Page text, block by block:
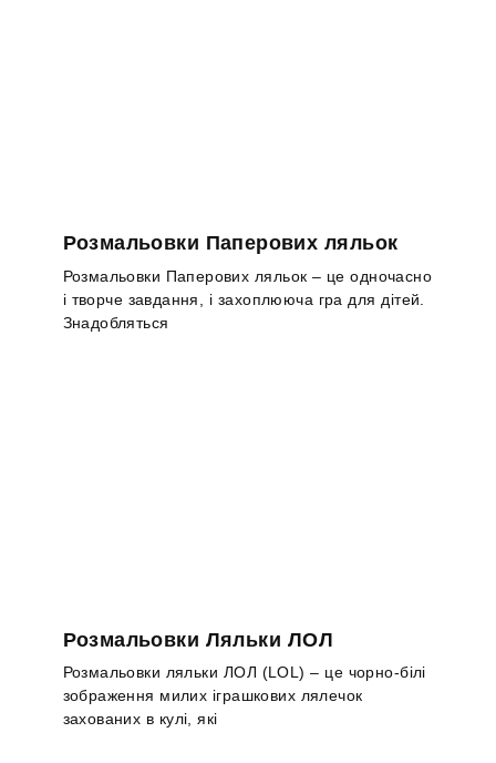
Розмальовки Паперових ляльок
Розмальовки Паперових ляльок – це одночасно
і творче завдання, і захоплююча гра для дітей.
Знадобляться
Розмальовки Ляльки ЛОЛ
Розмальовки ляльки ЛОЛ (LOL) – це чорно-білі
зображення милих іграшкових лялечок
захованих в кулі, які